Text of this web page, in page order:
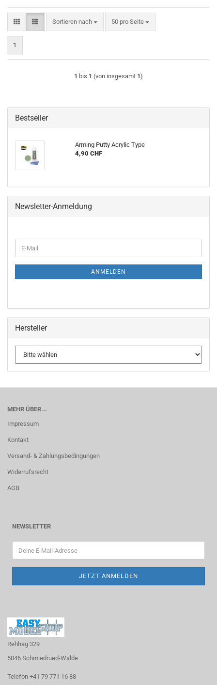
Sortieren nach
Sortieren nach 50 pro Seite
pro Seite
1
1 bis 1 (von insgesamt 1)
Bestseller
Arming Putty Acrylic Type
4,90 CHF
Newsletter-Anmeldung
ZUR
E-
Mail
ANMELDEN
Hersteller
MEHR ÜBER...
Impressum
Kontakt
Versand- & Zahlungsbedingungen
Widerrufsrecht
AGB
NEWSLETTER
Rehhag 329
5046 Schmiedrued-Walde
Telefon +41 79 771 16 88